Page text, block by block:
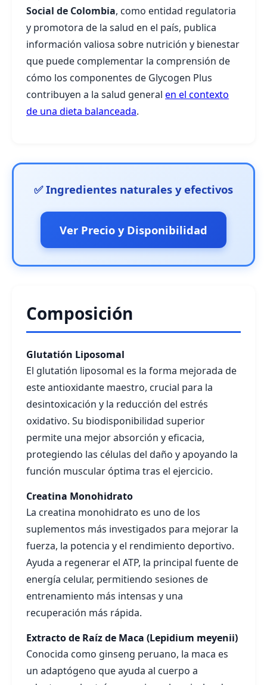
Social de Colombia, como entidad regulatoria
y promotora de la salud en el país, publica
información valiosa sobre nutrición y bienestar
que puede complementar la comprensión de
cómo los componentes de Glycogen Plus
contribuyen a la salud general en el contexto
de una dieta balanceada.
✅ Ingredientes naturales y efectivos
Ver Precio y Disponibilidad
Composición
Glutatión Liposomal
El glutatión liposomal es la forma mejorada de
este antioxidante maestro, crucial para la
desintoxicación y la reducción del estrés
oxidativo. Su biodisponibilidad superior
permite una mejor absorción y eficacia,
protegiendo las células del daño y apoyando la
función muscular óptima tras el ejercicio.
Creatina Monohidrato
La creatina monohidrato es uno de los
suplementos más investigados para mejorar la
fuerza, la potencia y el rendimiento deportivo.
Ayuda a regenerar el ATP, la principal fuente de
energía celular, permitiendo sesiones de
entrenamiento más intensas y una
recuperación más rápida.
Extracto de Raíz de Maca (Lepidium meyenii)
Conocida como ginseng peruano, la maca es
un adaptógeno que ayuda al cuerpo a